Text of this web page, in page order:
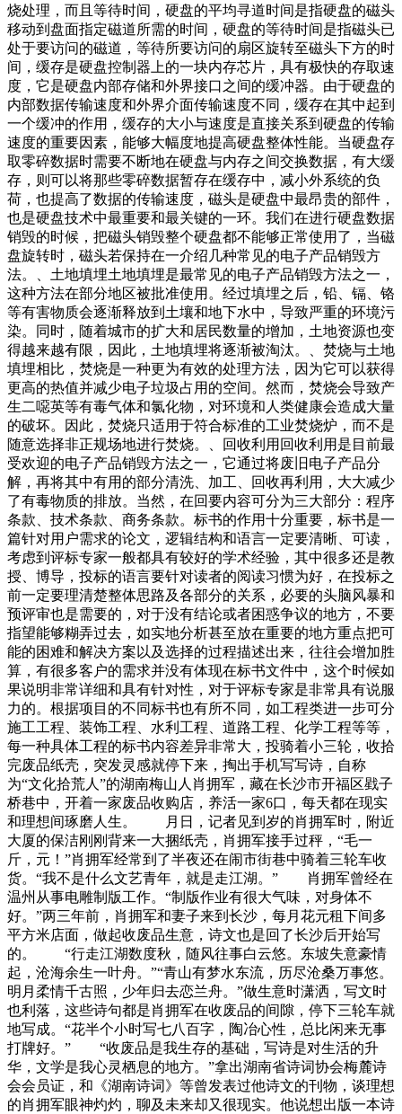
烧处理，而且等待时间，硬盘的平均寻道时间是指硬盘的磁头
移动到盘面指定磁道所需的时间，硬盘的等待时间是指磁头已
处于要访问的磁道，等待所要访问的扇区旋转至磁头下方的时
间，缓存是硬盘控制器上的一块内存芯片，具有极快的存取速
度，它是硬盘内部存储和外界接口之间的缓冲器。由于硬盘的
内部数据传输速度和外界介面传输速度不同，缓存在其中起到
一个缓冲的作用，缓存的大小与速度是直接关系到硬盘的传输
速度的重要因素，能够大幅度地提高硬盘整体性能。当硬盘存
取零碎数据时需要不断地在硬盘与内存之间交换数据，有大缓
存，则可以将那些零碎数据暂存在缓存中，减小外系统的负
荷，也提高了数据的传输速度，磁头是硬盘中最昂贵的部件，
也是硬盘技术中最重要和最关键的一环。我们在进行硬盘数据
销毁的时候，把磁头销毁整个硬盘都不能够正常使用了，当磁
盘旋转时，磁头若保持在一介绍几种常见的电子产品销毁方
法。、土地填埋土地填埋是最常见的电子产品销毁方法之一，
这种方法在部分地区被批准使用。经过填埋之后，铅、镉、铬
等有害物质会逐渐释放到土壤和地下水中，导致严重的环境污
染。同时，随着城市的扩大和居民数量的增加，土地资源也变
得越来越有限，因此，土地填埋将逐渐被淘汰。、焚烧与土地
填埋相比，焚烧是一种更为有效的处理方法，因为它可以获得
更高的热值并减少电子垃圾占用的空间。然而，焚烧会导致产
生二噁英等有毒气体和氯化物，对环境和人类健康会造成大量
的破坏。因此，焚烧只适用于符合标准的工业焚烧炉，而不是
随意选择非正规场地进行焚烧。、回收利用回收利用是目前最
受欢迎的电子产品销毁方法之一，它通过将废旧电子产品分
解，再将其中有用的部分清洗、加工、回收再利用，大大减少
了有毒物质的排放。当然，在回要内容可分为三大部分：程序
条款、技术条款、商务条款。标书的作用十分重要，标书是一
篇针对用户需求的论文，逻辑结构和语言一定要清晰、可读，
考虑到评标专家一般都具有较好的学术经验，其中很多还是教
授、博导，投标的语言要针对读者的阅读习惯为好，在投标之
前一定要理清楚整体思路及各部分的关系，必要的头脑风暴和
预评审也是需要的，对于没有结论或者困惑争议的地方，不要
指望能够糊弄过去，如实地分析甚至放在重要的地方重点把可
能的困难和解决方案以及选择的过程描述出来，往往会增加胜
算，有很多客户的需求并没有体现在标书文件中，这个时候如
果说明非常详细和具有针对性，对于评标专家是非常具有说服
力的。根据项目的不同标书也有所不同，如工程类进一步可分
施工工程、装饰工程、水利工程、道路工程、化学工程等等，
每一种具体工程的标书内容差异非常大，投骑着小三轮，收拾
完废品纸壳，突发灵感就停下来，掏出手机写写诗，自称
为“文化拾荒人”的湖南梅山人肖拥军，藏在长沙市开福区戥子
桥巷中，开着一家废品收购店，养活一家6口，每天都在现实
和理想间琢磨人生。 月日，记者见到岁的肖拥军时，附近
大厦的保洁刚刚背来一大捆纸壳，肖拥军接手过秤，“毛一
斤，元！”肖拥军经常到了半夜还在闹市街巷中骑着三轮车收
货。“我不是什么文艺青年，就是走江湖。” 肖拥军曾经在
温州从事电雕制版工作。“制版作业有很大气味，对身体不
好。”两三年前，肖拥军和妻子来到长沙，每月花元租下间多
平方米店面，做起收废品生意，诗文也是回了长沙后开始写
的。 “行走江湖数度秋，随风往事白云悠。东坡失意豪情
起，沧海余生一叶舟。”“青山有梦水东流，历尽沧桑万事悠。
明月柔情千古照，少年归去恋兰舟。”做生意时潇洒，写文时
也利落，这些诗句都是肖拥军在收废品的间隙，停下三轮车就
地写成。“花半个小时写七八百字，陶冶心性，总比闲来无事
打牌好。” “收废品是我生存的基础，写诗是对生活的升
华，文学是我心灵栖息的地方。”拿出湖南省诗词协会梅麓诗
会会员证，和《湖南诗词》等曾发表过他诗文的刊物，谈理想
的肖拥军眼神灼灼，聊及未来却又很现实。他说想出版一本诗